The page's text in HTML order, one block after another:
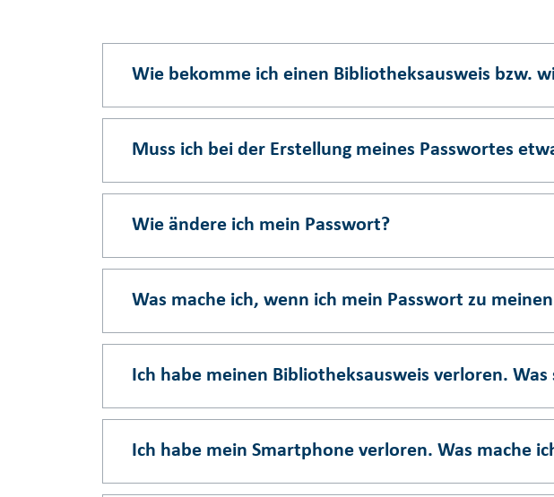
Wie bekomme ich einen Bibliotheksausweis bzw.
Muss ich bei der Erstellung meines Passwortes
Wie ändere ich mein Passwort?
Was mache ich, wenn ich mein Passwort zu
Ich habe meinen Bibliotheksausweis verloren. Was
Ich habe mein Smartphone verloren. Was mache